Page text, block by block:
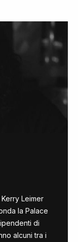
Leimer
la Palace
di
alcuni tra i